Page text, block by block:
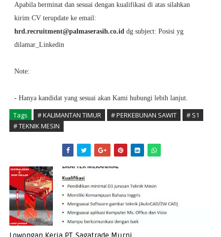
Apabila berminat dan sesuai dengan kualifikasi di atas silahkan
kirim CV terupdate ke email:
hrd.recruitment@palmaserasih.co.id dg subject: Posisi yg
dilamar_Linkedin
Note:
- Hanya kandidat yang sesuai akan Kami hubungi lebih lanjut.
Tags # KALIMANTAN TIMUR # PERKEBUNAN SAWIT
# S1
# TEKNIK MESIN